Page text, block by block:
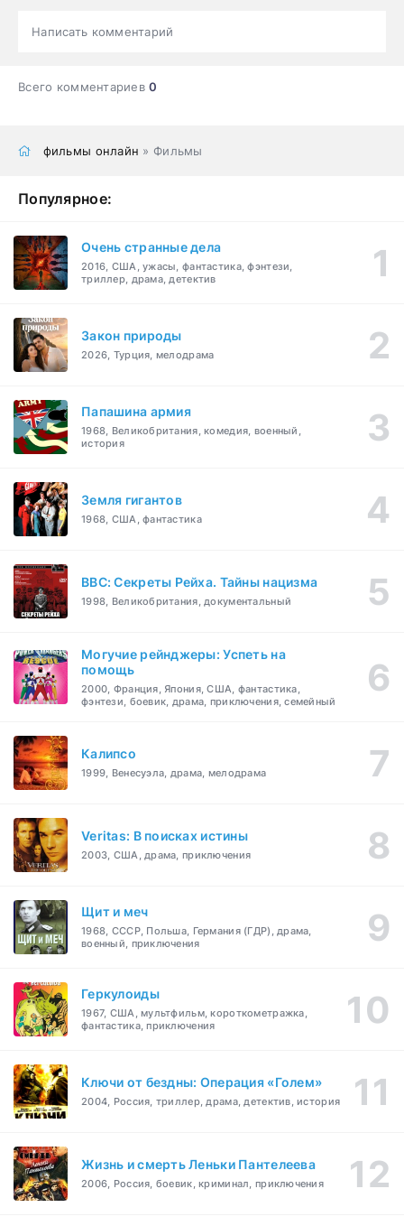
Написать комментарий
Всего комментариев0
фильмы онлайн » Фильмы
Популярное:
Очень странные дела
2016, США, ужасы, фантастика, фэнтези,
триллер, драма, детектив
Закон природы
2026, Турция, мелодрама
Папашина армия
1968, Великобритания, комедия, военный,
история
Земля гигантов
1968, США, фантастика
BBC: Секреты Рейха. Тайны нацизма
1998, Великобритания, документальный
Могучие рейнджеры: Успеть на
помощь
2000, Франция, Япония, США, фантастика,
фэнтези, боевик, драма, приключения, семейный
Калипсо
1999, Венесуэла, драма, мелодрама
Veritas: В поисках истины
2003, США, драма, приключения
Щит и меч
1968, СССР, Польша, Германия (ГДР), драма,
военный, приключения
Геркулоиды
1967, США, мультфильм, короткометражка,
фантастика, приключения
Ключи от бездны: Операция «Голем»
2004, Россия, триллер, драма, детектив, история
Жизнь и смерть Леньки Пантелеева
2006, Россия, боевик, криминал, приключения